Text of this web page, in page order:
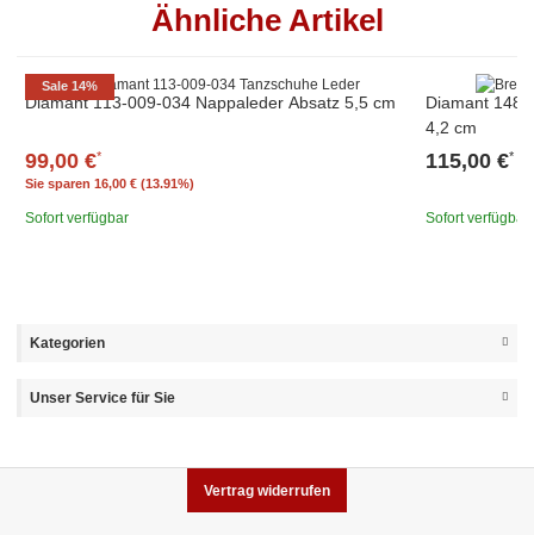
Ähnliche Artikel
Sale 14%
Diamant 113-009-034 Nappaleder Absatz 5,5 cm
99,00 €*
Sie sparen 16,00 € (13.91%)
Sofort verfügbar
Diamant 148-
4,2 cm
115,00 €*
Sofort verfügbar
Kategorien
Unser Service für Sie
Vertrag widerrufen